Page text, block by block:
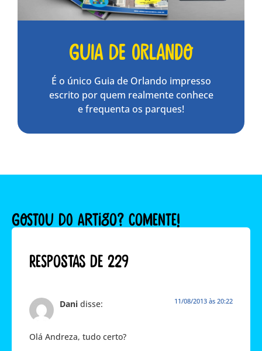
Guia de Orlando
É o único Guia de Orlando impresso
escrito por quem realmente conhece
e frequenta os parques!
GOSTOU DO ARTIGO? COMENTE!
Respostas de 229
Dani disse: 11/08/2013 às 20:22
Olá Andreza, tudo certo?